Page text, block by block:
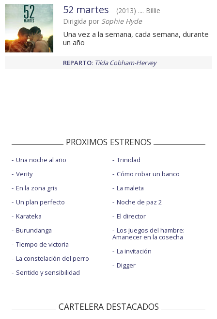
52 martes
(2013) .... Billie
Dirigida por Sophie Hyde
Una vez a la semana, cada semana, durante
un año
REPARTO: Tilda Cobham-Hervey
PROXIMOS ESTRENOS
Una noche al año
Verity
En la zona gris
Un plan perfecto
Karateka
Burundanga
Tiempo de victoria
La constelación del perro
Sentido y sensibilidad
Trinidad
Cómo robar un banco
La maleta
Noche de paz 2
El director
Los juegos del hambre:
Amanecer en la cosecha
La invitación
Digger
CARTELERA DESTACADOS